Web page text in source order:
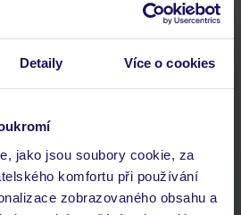
Detaily Více o cookies
jako jsou soubory cookie, za
komfortu při používání
zobrazovaného obsahu a
aplikaci TUI
prohlížení nabídek